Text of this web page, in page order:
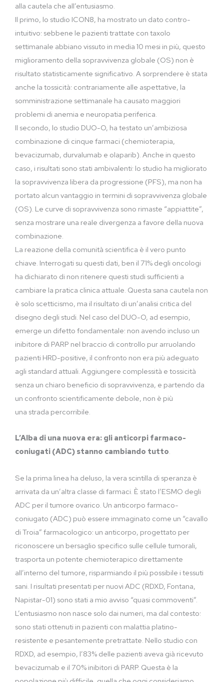
alla cautela che all’entusiasmo.
Il primo, lo studio ICON8, ha mostrato un dato contro-
intuitivo: sebbene le pazienti trattate con taxolo
settimanale abbiano vissuto in media 10 mesi in più, questo
miglioramento della sopravvivenza globale (OS) non è
risultato statisticamente significativo. A sorprendere è stata
anche la tossicità: contrariamente alle aspettative, la
somministrazione settimanale ha causato maggiori
problemi di anemia e neuropatia periferica.
Il secondo, lo studio DUO-O, ha testato un’ambiziosa
combinazione di cinque farmaci (chemioterapia,
bevacizumab, durvalumab e olaparib). Anche in questo
caso, i risultati sono stati ambivalenti: lo studio ha migliorato
la sopravvivenza libera da progressione (PFS), ma non ha
portato alcun vantaggio in termini di sopravvivenza globale
(OS). Le curve di sopravvivenza sono rimaste “appiattite”,
senza mostrare una reale divergenza a favore della nuova
combinazione.
La reazione della comunità scientifica è il vero punto
chiave. Interrogati su questi dati, ben il 71% degli oncologi
ha dichiarato di non ritenere questi studi sufficienti a
cambiare la pratica clinica attuale. Questa sana cautela non
è solo scetticismo, ma il risultato di un’analisi critica del
disegno degli studi. Nel caso del DUO-O, ad esempio,
emerge un difetto fondamentale: non avendo incluso un
inibitore di PARP nel braccio di controllo pur arruolando
pazienti HRD-positive, il confronto non era più adeguato
agli standard attuali. Aggiungere complessità e tossicità
senza un chiaro beneficio di sopravvivenza, e partendo da
un confronto scientificamente debole, non è più
una strada percorribile.
L’Alba di una nuova era: gli anticorpi farmaco-
coniugati (ADC) stanno cambiando tutto.
Se la prima linea ha deluso, la vera scintilla di speranza è
arrivata da un’altra classe di farmaci. È stato l’ESMO degli
ADC per il tumore ovarico. Un anticorpo farmaco-
coniugato (ADC) può essere immaginato come un “cavallo
di Troia” farmacologico: un anticorpo, progettato per
riconoscere un bersaglio specifico sulle cellule tumorali,
trasporta un potente chemioterapico direttamente
all’interno del tumore, risparmiando il più possibile i tessuti
sani. I risultati presentati per nuovi ADC (RDXD, Fontana,
Napistar-01) sono stati a mio avviso “quasi commoventi”.
L’entusiasmo non nasce solo dai numeri, ma dal contesto:
sono stati ottenuti in pazienti con malattia platino-
resistente e pesantemente pretrattate. Nello studio con
RDXD, ad esempio, l’83% delle pazienti aveva già ricevuto
bevacizumab e il 70% inibitori di PARP. Questa è la